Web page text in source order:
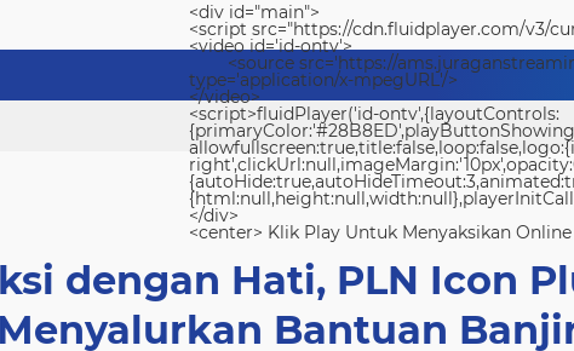
<div id="main">
<script src="https://cdn.fluidplayer.com/v3/
<video id='id-ontv'>
<source src='https://
type='application/x-mpegURL'/>
</video>
<script>fluidPlayer('id-ontv',{layoutControls:
</div>
<center> Klik Play Untuk Menyaksikan
dengan Hati, PLN Icon
Bantuan